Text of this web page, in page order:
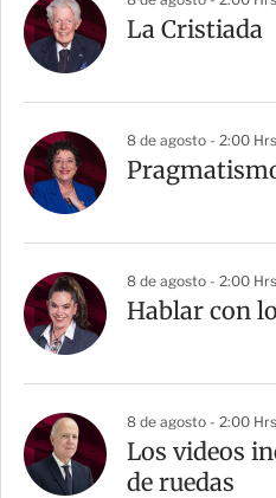
La Cristiada
8 de agosto - 2:00 Hrs
8 de agosto - 2:00 Hrs
Hablar con
8 de agosto - 2:00 Hrs
Los videos
de ruedas